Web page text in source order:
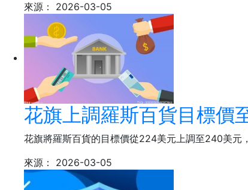
來源：
2026-03-05
花旗上調羅斯百貨目標價
花旗將羅斯百貨的目標價從224美元上調至240美元
來源：
2026-03-05